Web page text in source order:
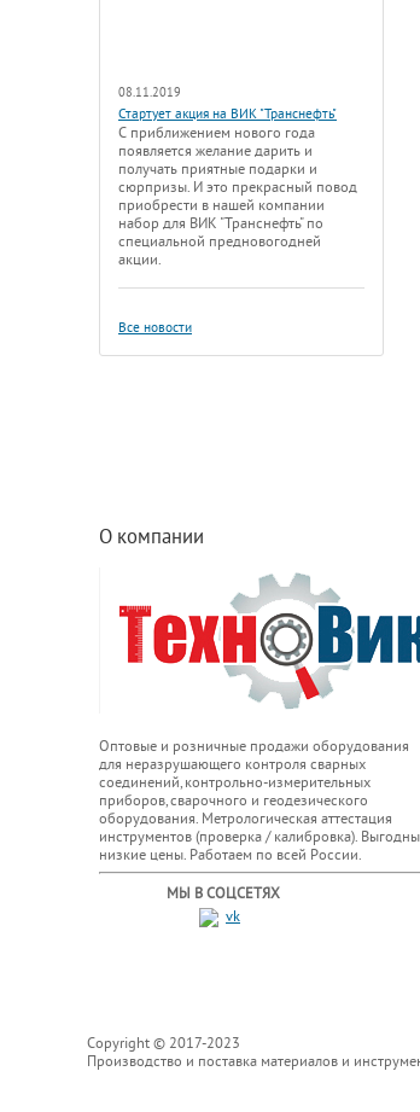
08.11.2019
Стартует акция на ВИК "Транснефть"
С приближением нового года
появляется желание дарить и
получать приятные подарки и
сюрпризы. И это прекрасный повод
приобрести в нашей компании
набор для ВИК "Транснефть" по
специальной предновогодней
акции.
Все новости
О компании
Оптовые и розничные продажи оборудования
для неразрушающего контроля сварных
соединений, контрольно-измерительных
приборов, сварочного и геодезического
оборудования. Метрологическая аттестация
инструментов (проверка / калибровка).
низкие цены. Работаем по всей России.
МЫ В СОЦСЕТЯХ
Copyright © 2017-2023
Производство и поставка материалов и